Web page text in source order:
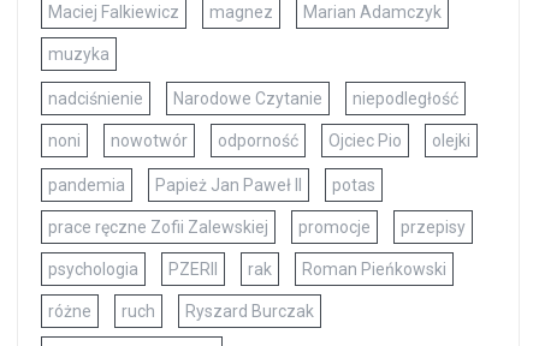
Maciej Falkiewicz magnez Marian Adamczyk
muzyka
nadciśnienie Narodowe Czytanie niepodległość
noni nowotwór odporność Ojciec Pio olejki
pandemia Papież Jan Paweł II potas
prace ręczne Zofii Zalewskiej promocje przepisy
psychologia PZERII rak Roman Pieńkowski
różne ruch Ryszard Burczak